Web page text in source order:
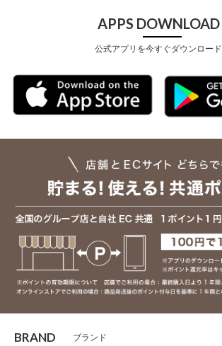
APPS DOWNLOAD
公式アプリを今すぐダウンロード
BRAND ブランド